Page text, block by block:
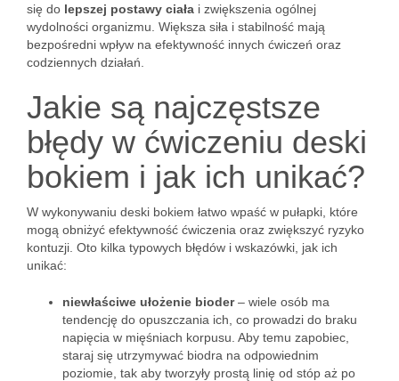
się do lepszej postawy ciała i zwiększenia ogólnej
wydolności organizmu. Większa siła i stabilność mają
bezpośredni wpływ na efektywność innych ćwiczeń oraz
codziennych działań.
Jakie są najczęstsze
błędy w ćwiczeniu deski
bokiem i jak ich unikać?
W wykonywaniu deski bokiem łatwo wpaść w pułapki, które
mogą obniżyć efektywność ćwiczenia oraz zwiększyć ryzyko
kontuzji. Oto kilka typowych błędów i wskazówki, jak ich
unikać:
niewłaściwe ułożenie bioder– wiele osób ma
tendencję do opuszczania ich, co prowadzi do braku
napięcia w mięśniach korpusu. Aby temu zapobiec,
staraj się utrzymywać biodra na odpowiednim
poziomie, tak aby tworzyły prostą linię od stóp aż po